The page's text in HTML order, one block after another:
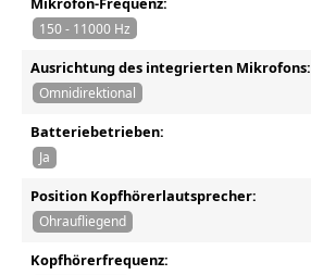
150 - 11000 Hz
Ausrichtung des integrierten Mikrofons:
Omnidirektional
Batteriebetrieben:
Ja
Position Kopfhörerlautsprecher:
Ohraufliegend
Kopfhörerfrequenz: